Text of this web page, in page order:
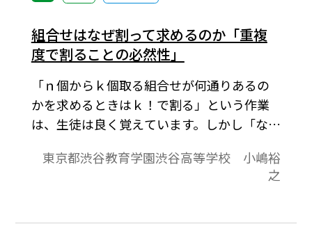
組合せはなぜ割って求めるのか「重複
度で割ることの必然性」
「ｎ個からｋ個取る組合せが何通りあるの
かを求めるときはｋ！で割る」という作業
は、生徒は良く覚えています。しかし「なぜ
る生徒は多くはなく、理由も考えず暗記し
ている生徒が少なくないのは、その必然性
ます。組合せの計算においては、数の多い順
東京都渋谷教育学園渋谷高等学校 小嶋裕
之